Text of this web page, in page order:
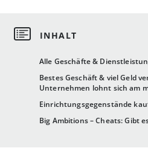
Alle Geschäfte &
Bestes Geschäft & viel Geld
Unternehmen lohnt sich am
Einrichtungsgegenstände
Big Ambitions – Cheats: Gibt